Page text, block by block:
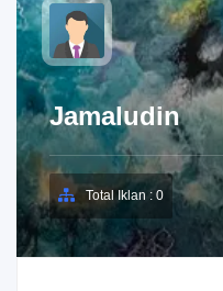
Jamaludin
Total Iklan : 0